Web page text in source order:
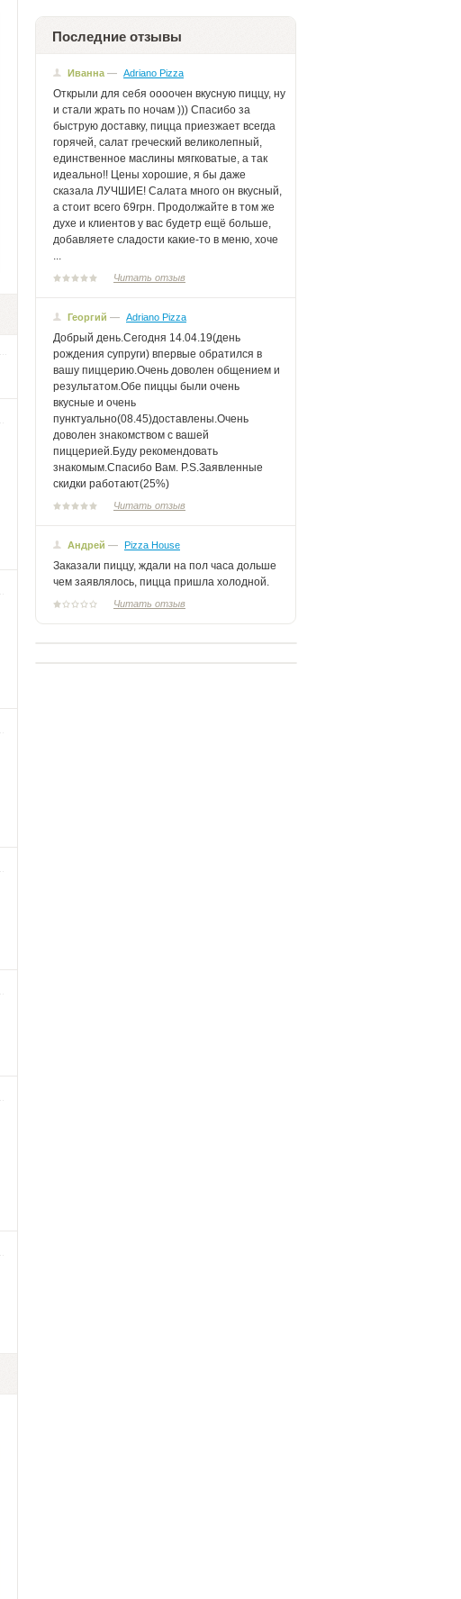
Последние отзывы
Иванна — Adriano Pizza
Открыли для себя оооочен вкусную пиццу, ну
и стали жрать по ночам ))) Спасибо за
быструю доставку, пицца приезжает всегда
горячей, салат греческий великолепный,
единственное маслины мягковатые, а так
идеально!! Цены хорошие, я бы даже
сказала ЛУЧШИЕ! Салата много он вкусный,
а стоит всего 69грн. Продолжайте в том же
духе и клиентов у вас будетр ещё больше,
добавляете сладости какие-то в меню, хоче
...
Читать отзыв
Георгий — Adriano Pizza
Добрый день.Сегодня 14.04.19(день
рождения супруги) впервые обратился в
вашу пиццерию.Очень доволен общением и
результатом.Обе пиццы были очень
вкусные и очень
пунктуально(08.45)доставлены.Очень
доволен знакомством с вашей
пиццерией.Буду рекомендовать
знакомым.Спасибо Вам. P.S.Заявленные
скидки работают(25%)
Читать отзыв
Андрей — Pizza House
Заказали пиццу, ждали на пол часа дольше
чем заявлялось, пицца пришла холодной.
Читать отзыв